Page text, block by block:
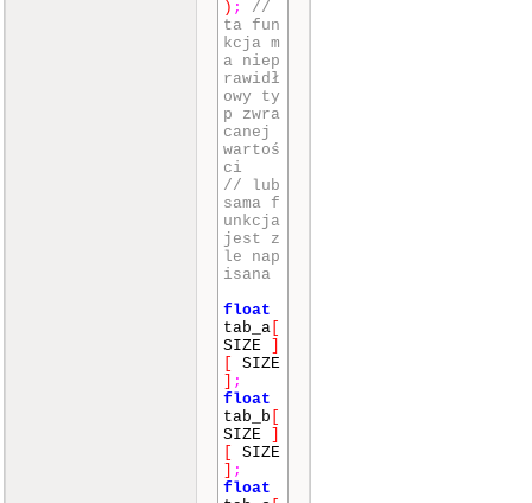
) ;
//
ta fun
kcja m
a niep
rawidł
owy ty
p zwra
canej
wartoś
ci
// lub
sama f
unkcja
jest z
le nap
isana
float
tab_a
SIZE
SIZE
;
float
tab_b
SIZE
SIZE
;
float